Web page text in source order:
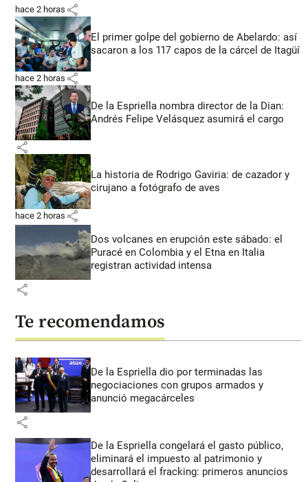
hace 2 horas share
El primer golpe del gobierno de Abelardo: así
sacaron a los 117 capos de la cárcel de Itagüí
hace 2 horas share
De la Espriella nombra director de la Dian:
Andrés Felipe Velásquez asumirá el cargo
share
La historia de Rodrigo Gaviria: de cazador y
cirujano a fotógrafo de aves
hace 2 horas share
Dos volcanes en erupción este sábado: el
Puracé en Colombia y el Etna en Italia
registran actividad intensa
share
Te recomendamos
De la Espriella dio por terminadas las
negociaciones con grupos armados y
anunció megacárceles
share
De la Espriella congelará el gasto público,
eliminará el impuesto al patrimonio y
desarrollará el fracking: primeros anuncios